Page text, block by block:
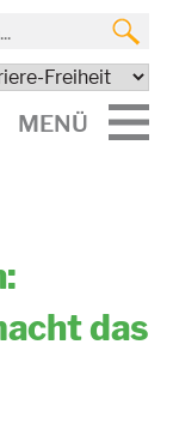
MENÜ
das